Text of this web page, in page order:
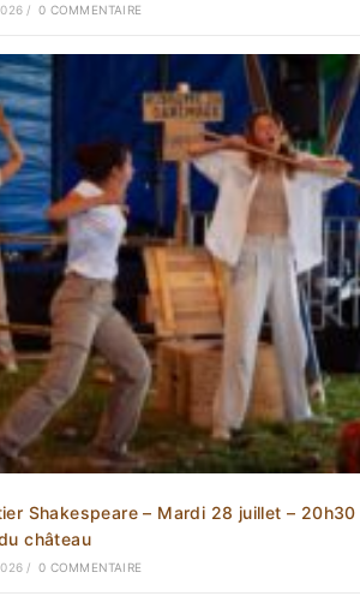
/ 0 COMMENTAIRE
Shakespeare – Mardi 28 juillet – 20h30
château
/ 0 COMMENTAIRE